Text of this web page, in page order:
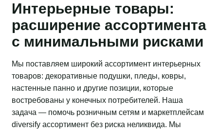
Интерьерные товары:
расширение ассортимента
с минимальными рисками
Мы поставляем широкий ассортимент интерьерных
товаров: декоративные подушки, пледы, ковры,
настенные панно и другие позиции, которые
востребованы у конечных потребителей. Наша
задача — помочь розничным сетям и маркетплейсам
diversify ассортимент без риска неликвида. Мы